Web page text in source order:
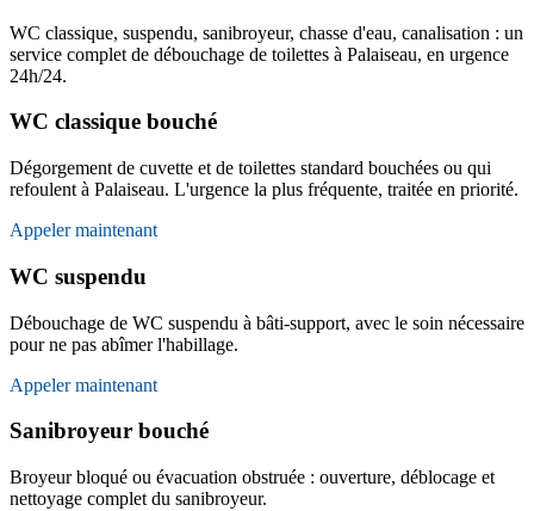
WC classique, suspendu, sanibroyeur, chasse d'eau, canalisation : un
service complet de débouchage de toilettes à Palaiseau, en urgence
24h/24.
WC classique bouché
Dégorgement de cuvette et de toilettes standard bouchées ou qui
refoulent à Palaiseau. L'urgence la plus fréquente, traitée en priorité.
Appeler maintenant
WC suspendu
Débouchage de WC suspendu à bâti-support, avec le soin nécessaire
pour ne pas abîmer l'habillage.
Appeler maintenant
Sanibroyeur bouché
Broyeur bloqué ou évacuation obstruée : ouverture, déblocage et
nettoyage complet du sanibroyeur.